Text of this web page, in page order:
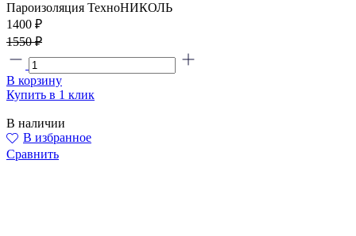
Пароизоляция ТехноНИКОЛЬ
1400 ₽
1550 ₽
В корзину
Купить в 1 клик
В наличии
В избранное
Сравнить